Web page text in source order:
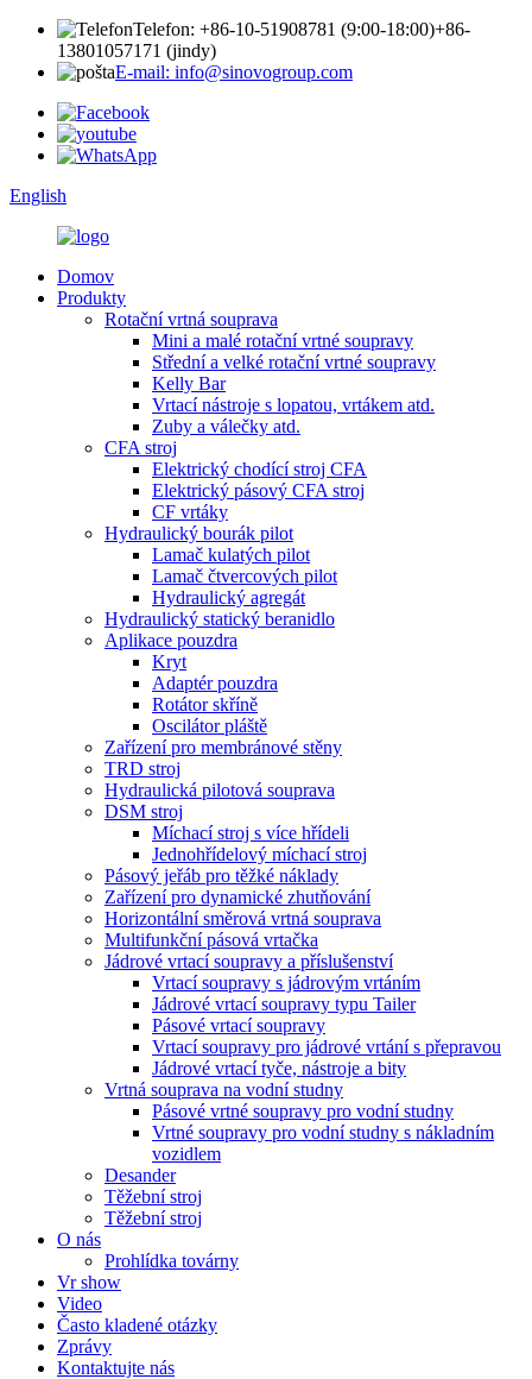
Telefon: +86-10-51908781 (9:00-18:00)+86-
13801057171 (jindy)
E-mail: info@sinovogroup.com
English
Domov
Produkty
Rotační vrtná souprava
Mini a malé rotační vrtné soupravy
Střední a velké rotační vrtné soupravy
Kelly Bar
Vrtací nástroje s lopatou, vrtákem atd.
Zuby a válečky atd.
CFA stroj
Elektrický chodící stroj CFA
Elektrický pásový CFA stroj
CF vrtáky
Hydraulický bourák pilot
Lamač kulatých pilot
Lamač čtvercových pilot
Hydraulický agregát
Hydraulický statický beranidlo
Aplikace pouzdra
Kryt
Adaptér pouzdra
Rotátor skříně
Oscilátor pláště
Zařízení pro membránové stěny
TRD stroj
Hydraulická pilotová souprava
DSM stroj
Míchací stroj s více hřídeli
Jednohřídelový míchací stroj
Pásový jeřáb pro těžké náklady
Zařízení pro dynamické zhutňování
Horizontální směrová vrtná souprava
Multifunkční pásová vrtačka
Jádrové vrtací soupravy a příslušenství
Vrtací soupravy s jádrovým vrtáním
Jádrové vrtací soupravy typu Tailer
Pásové vrtací soupravy
Vrtací soupravy pro jádrové vrtání s přepravou
Jádrové vrtací tyče, nástroje a bity
Vrtná souprava na vodní studny
Pásové vrtné soupravy pro vodní studny
Vrtné soupravy pro vodní studny s nákladním
vozidlem
Desander
Těžební stroj
Těžební stroj
O nás
Prohlídka továrny
Vr show
Video
Často kladené otázky
Zprávy
Kontaktujte nás